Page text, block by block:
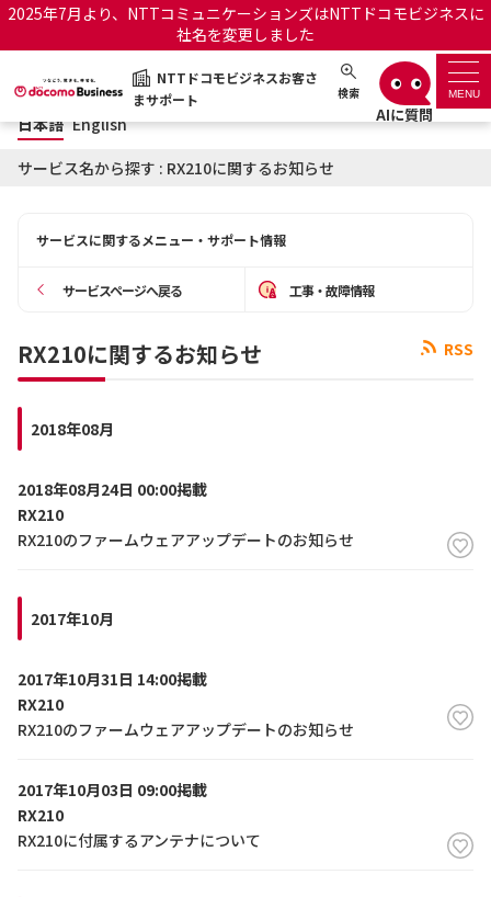
2025年7月より、NTTコミュニケーションズはNTTドコモビジネスに
社名を変更しました
NTTドコモビジネスお客さ
まサポート
検索 MENU
NTTドコモビジネスお客さまサポート 日本語 English
サポートトップ
日本語 English
サービス名から探す : RX210に関するお知らせ
サービスに関するメニュー・サポート情報
サービスページへ戻る 工事・故障情報
RSS
RX210に関するお知らせ
2018年08月
2018年08月24日 00:00掲載
RX210
RX210のファームウェアアップデートのお知らせ
2017年10月
2017年10月31日 14:00掲載
RX210
RX210のファームウェアアップデートのお知らせ
2017年10月03日 09:00掲載
RX210
RX210に付属するアンテナについて